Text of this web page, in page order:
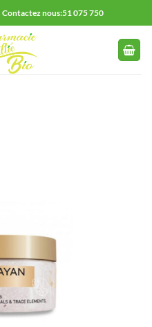
nous:51 075 750